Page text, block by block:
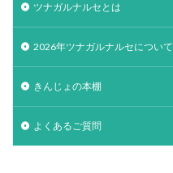
ツナガルナルセとは
2026年ツナガルナルセについて
きんじょの本棚
よくあるご質問